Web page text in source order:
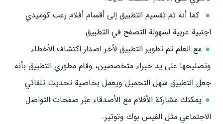
كما أنه تم تقسيم التطبيق إلى أقسام أفلام رعب كوميدي
اجنبية عربية لسهولة التصفح في التطبيق.
مع العلم تم تطوير التطبيق لأخر اصدار اكتشاف الأخطاء
وتصليحها على يد خبراء متخصصين، وقام مطوري التطبيق بأنه
جعل التطبيق سهل التحميل ويعمل بخاصية تحديث تلقائي
يمكنك مشاركة الأفلام مع الأصدقاء عبر صفحات التواصل
الاجتماعي مثل الفيس بوك وتوتير.